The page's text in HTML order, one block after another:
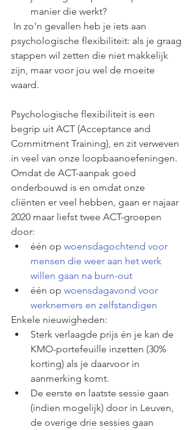
manier die werkt?
psychologische flexibiliteit: als je graag
stappen wil zetten die niet makkelijk
zijn, maar voor jou wel de moeite
waard.
Psychologische flexibiliteit is een
begrip uit ACT (Acceptance and
Commitment Training), en zit verweven
in veel van onze loopbaanoefeningen.
Omdat de ACT-aanpak goed
onderbouwd is en omdat onze
cliënten er veel hebben, gaan er najaar
2020 maar liefst twee ACT-groepen
door:
één op woensdagochtend voor
mensen die weer aan het werk
willen gaan na burn-out
één op woensdagavond voor
werknemers en zelfstandigen
Enkele nieuwigheden:
Sterk verlaagde prijs én je kan de
KMO-portefeuille inzetten (30%
korting) als je daarvoor in
aanmerking komt.
De eerste en laatste sessie gaan
(indien mogelijk) door in Leuven,
de overige drie sessies gaan